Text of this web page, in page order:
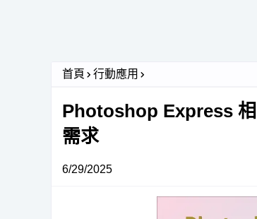
首頁 行動應用
Photoshop Express
需求
6/29/2025